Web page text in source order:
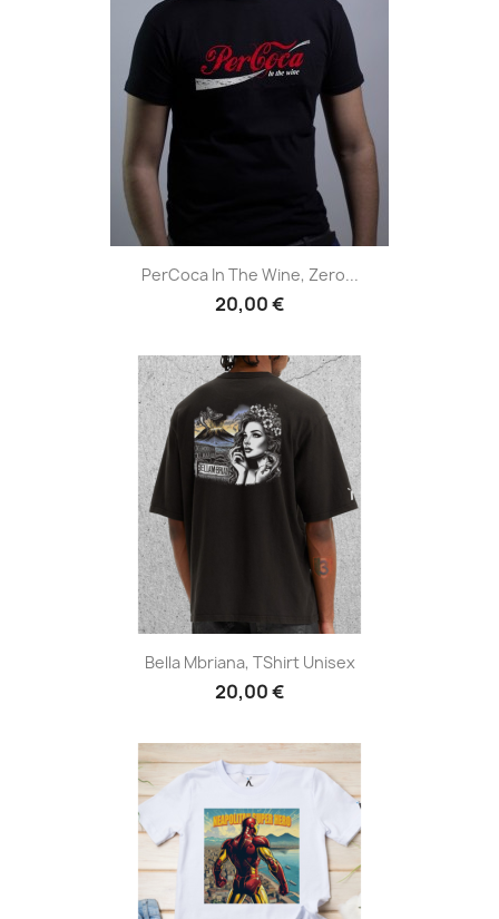
PerCoca In The Wine, Zero...
20,00 €
Bella Mbriana, TShirt Unisex
20,00 €